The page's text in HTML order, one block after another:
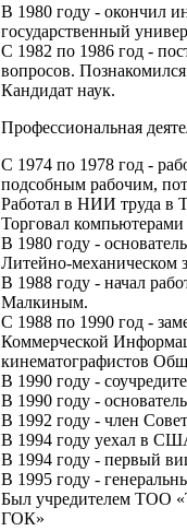
В 1980 году - окончил
государственный
С 1982 по 1986 год -
вопросов.
Кандидат наук.
Профессиональная
С 1974 по 1978 год -
подсобным рабочим,
Работал в НИИ труда в
Торговал
В 1980 году -
Литейно-механическом
В 1988 году - начал
Малкиным.
С 1988 по 1990 год -
Коммерческой
кинематографистов
В 1990 году -
В 1990 году -
В 1992 году - член
В 1994 году уехал в
В 1994 году - первый
В 1995 году -
Был учредителем ТОО
ГОК»